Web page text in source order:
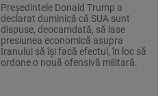
Președintele Donald Trump a
declarat duminică că SUA sunt
dispuse, deocamdată, să lase
presiunea economică asupra
Iranului să își facă efectul, în loc să
ordone o nouă ofensivă militară.